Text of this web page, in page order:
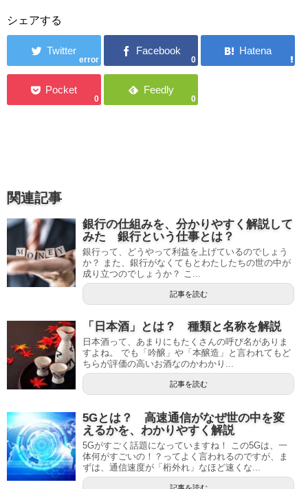
シェアする
error 0
0 0
関連記事
銀行の仕組みを、分かりやすく解説して
みた 銀行という仕事とは？
銀行って、どうやって利益を上げているのでしょう
か？ また、銀行がなくてもとわたしたちの世の中が
成り立つのでしょうか？ こ...
記事を読む
「日本酒」とは？ 種類と名称を解説
日本酒って、あまりにもたくさんの呼び名がありま
すよね。 でも「吟醸」や「本醸造」と言われてもど
ちらが評価の高いお酒なのかわかり...
記事を読む
5Gとは？ 高速通信がなぜ世の中を変
えるかを、わかりやすく解説
5Gがすごく話題になっていますね！ この5Gは、一
体何がすごいの！？ってよく言われるのですが、ま
ずは、通信速度が「桁外れ」なほど速くな...